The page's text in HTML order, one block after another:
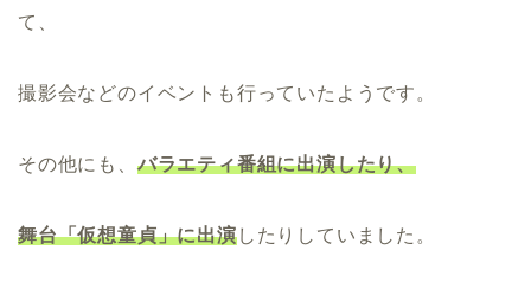
て、
撮影会などのイベントも行っていたようです。
その他にも、 バラエティ番組に出演したり、
舞台「仮想童貞」に出演したりしていました。